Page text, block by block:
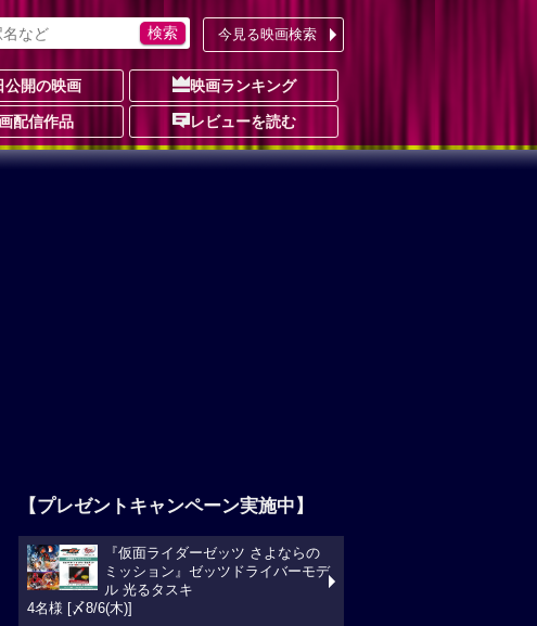
今見る映画検索
公開の映画 映画ランキング
配信作品 レビューを読む
【プレゼントキャンペーン実施中】
『仮面ライダーゼッツ さよならの
ミッション』ゼッツドライバーモデ
ル 光るタスキ
4名様 [〆8/6(木)]